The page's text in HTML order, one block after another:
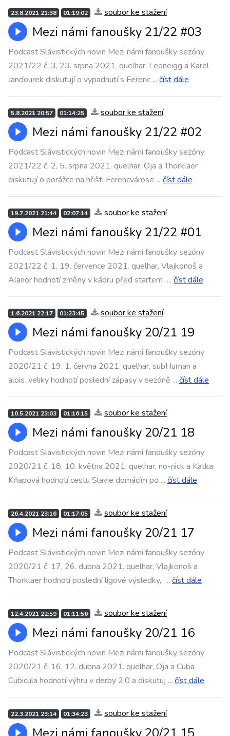
23.8.2021 21:38 01:19:02 soubor ke stažení
Mezi námi fanoušky 21/22 #03
Podcast Slávistických novin Mezi námi fanoušky sezóny
2021/22 č. 3, 23. srpna 2021. quelhar, Leoneigg a Karel
Janďourek diskutují o vypadnutí s Ferenc ... číst dále
5.8.2021 20:57 01:14:25 soubor ke stažení
Mezi námi fanoušky 21/22 #02
Podcast Slávistických novin Mezi námi fanoušky sezóny
2021/22 č. 2, 5. srpna 2021. quelhar, Oja a Thorklaer
diskutují o porážce na hřišti Ferencvárose ... číst dále
19.7.2021 21:44 02:07:14 soubor ke stažení
Mezi námi fanoušky 21/22 #01
Podcast Slávistických novin Mezi námi fanoušky sezóny
2021/22 č. 1, 19. července 2021. quelhar, Vlajkonoš a
Alanor hodnotí změny v kádru před startem ... číst dále
1.6.2021 22:17 01:23:45 soubor ke stažení
Mezi námi fanoušky 20/21 19
Podcast Slávistických novin Mezi námi fanoušky sezóny
2020/21 č. 19, 1. června 2021. quelhar, subHuman a
alois_veliky hodnotí poslední zápasy v sezóně ... číst dále
10.5.2021 23:03 01:16:15 soubor ke stažení
Mezi námi fanoušky 20/21 18
Podcast Slávistických novin Mezi námi fanoušky sezóny
2020/21 č. 18, 10. května 2021. quelhar, no-nick a Katka
Kňapová hodnotí cestu Slavie domácím po ... číst dále
26.4.2021 23:16 01:17:05 soubor ke stažení
Mezi námi fanoušky 20/21 17
Podcast Slávistických novin Mezi námi fanoušky sezóny
2020/21 č. 17, 26. dubna 2021. quelhar, Vlajkonoš a
Thorklaer hodnotí poslední ligové výsledky, ... číst dále
12.4.2021 22:59 01:11:56 soubor ke stažení
Mezi námi fanoušky 20/21 16
Podcast Slávistických novin Mezi námi fanoušky sezóny
2020/21 č. 16, 12. dubna 2021. quelhar, Oja a Cuba
Cubicula hodnotí výhru v derby 2:0 a diskutuj ... číst dále
22.3.2021 23:14 01:34:23 soubor ke stažení